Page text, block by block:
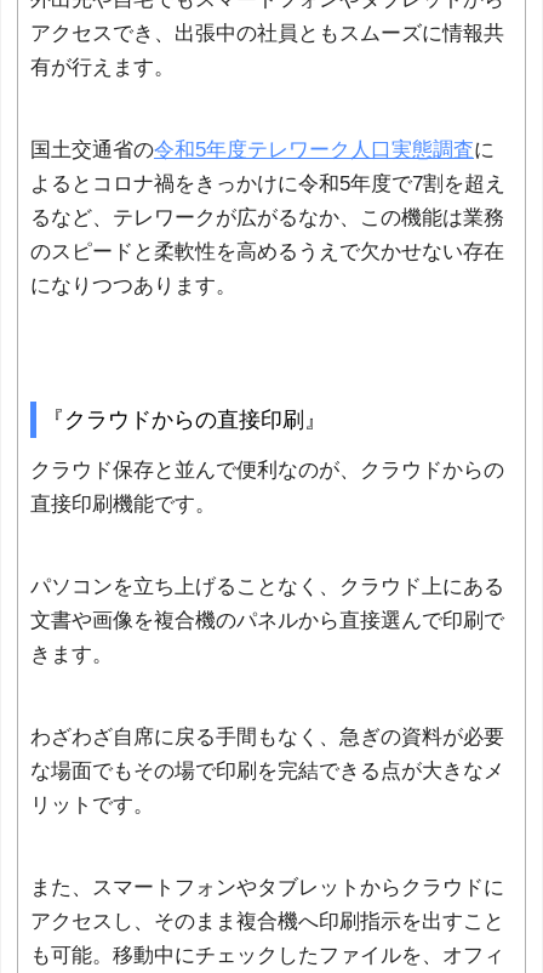
アクセスでき、出張中の社員ともスムーズに情報共
有が行えます。
国土交通省の令和5年度テレワーク人口実態調査に
よるとコロナ禍をきっかけに令和5年度で7割を超え
るなど、テレワークが広がるなか、この機能は業務
のスピードと柔軟性を高めるうえで欠かせない存在
になりつつあります。
『クラウドからの直接印刷』
クラウド保存と並んで便利なのが、クラウドからの
直接印刷機能です。
パソコンを立ち上げることなく、クラウド上にある
文書や画像を複合機のパネルから直接選んで印刷で
きます。
わざわざ自席に戻る手間もなく、急ぎの資料が必要
な場面でもその場で印刷を完結できる点が大きなメ
リットです。
また、スマートフォンやタブレットからクラウドに
アクセスし、そのまま複合機へ印刷指示を出すこと
も可能。移動中にチェックしたファイルを、オフィ